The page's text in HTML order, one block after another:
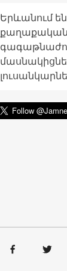
Երևանում
քաղաքական